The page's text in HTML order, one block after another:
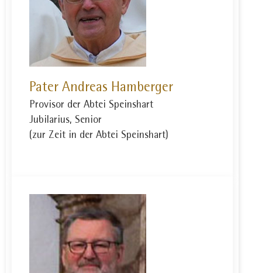
Pater Andreas Hamberger
Provisor der Abtei Speinshart
Jubilarius, Senior
(zur Zeit in der Abtei Speinshart)